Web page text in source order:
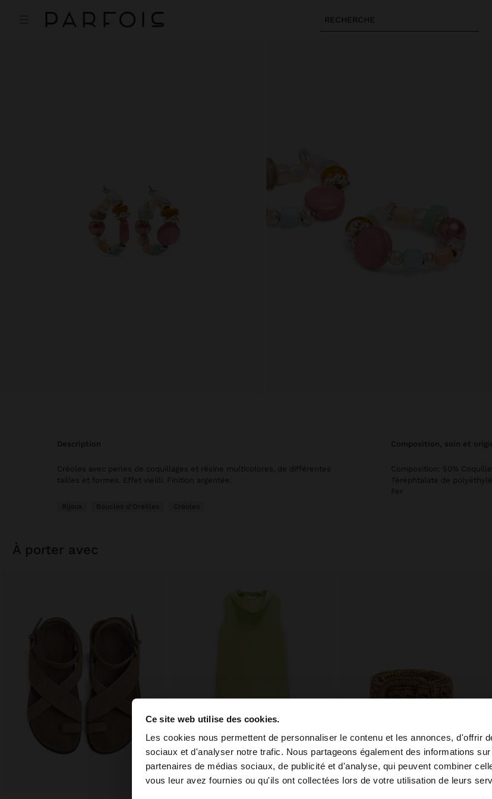
Ce site web utilise des cookies.
Les cookies nous permettent de personnaliser le contenu et les annonces, d'offrir
sociaux et d'analyser notre trafic. Nous partageons également des informations
partenaires de médias sociaux, de publicité et d'analyse, qui peuvent combiner
vous leur avez fournies ou qu'ils ont collectées lors de votre utilisation de leurs
RECHERCHE
bonjour
Vous accédez au site depuis Tunisia. Voulez-vous parcourir notre
description
Créoles avec perles de coquillages et résine multicolores, de différentes
tailles et formes. Effet vieilli. Finition argentée.
Bijoux Boucles d'Oreilles Créoles
composition, soin et
Composition: 50% Coquille,
Téréphtalate de
Fer
à porter avec